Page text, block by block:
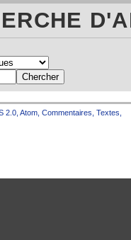
2.0 Atom Commentaires Textes